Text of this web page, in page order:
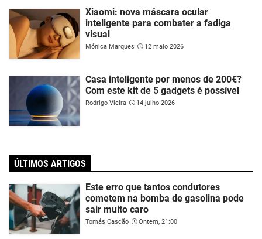
Xiaomi: nova máscara ocular
inteligente para combater a fadiga
visual
Mónica Marques 12 maio 2026
Casa inteligente por menos de 200€?
Com este kit de 5 gadgets é possível
Rodrigo Vieira 14 julho 2026
ÚLTIMOS ARTIGOS
Este erro que tantos condutores
cometem na bomba de gasolina pode
sair muito caro
Tomás Cascão Ontem, 21:00